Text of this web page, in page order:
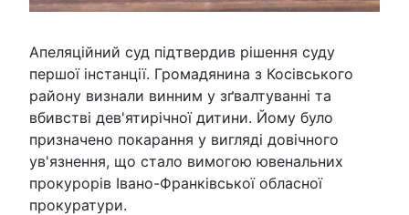
Апеляційний суд підтвердив рішення суду
першої інстанції. Громадянина з Косівського
району визнали винним у зґвалтуванні та
вбивстві дев'ятирічної дитини. Йому було
призначено покарання у вигляді довічного
ув'язнення, що стало вимогою ювенальних
прокурорів Івано-Франківської обласної
прокуратури.